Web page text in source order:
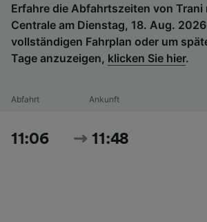
Erfahre die Abfahrtszeiten von Trani
Centrale am Dienstag, 18. Aug.
vollständigen Fahrplan oder um
Tage anzuzeigen, klicken Sie hier.
Abfahrt Ankunft
11:06 11:48